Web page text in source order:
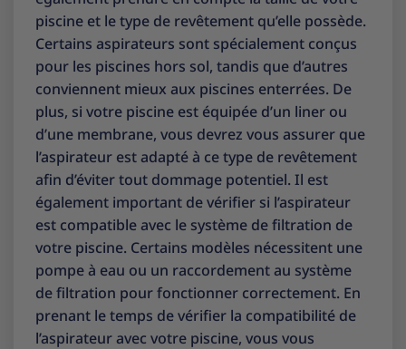
piscine et le type de revêtement qu’elle possède.
Certains aspirateurs sont spécialement conçus
pour les piscines hors sol, tandis que d’autres
conviennent mieux aux piscines enterrées. De
plus, si votre piscine est équipée d’un liner ou
d’une membrane, vous devrez vous assurer que
l’aspirateur est adapté à ce type de revêtement
afin d’éviter tout dommage potentiel. Il est
également important de vérifier si l’aspirateur
est compatible avec le système de filtration de
votre piscine. Certains modèles nécessitent une
pompe à eau ou un raccordement au système
de filtration pour fonctionner correctement. En
prenant le temps de vérifier la compatibilité de
l’aspirateur avec votre piscine, vous vous